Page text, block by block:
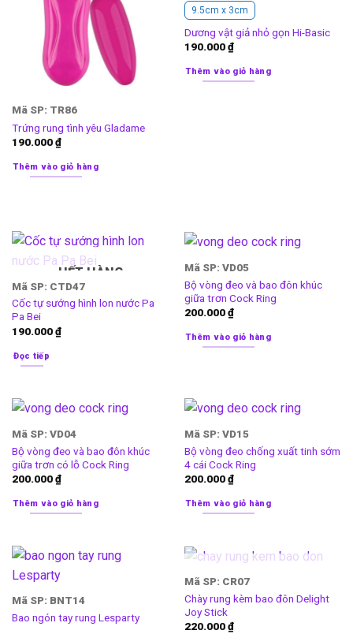
Mã SP: TR86
Trứng rung tình yêu Gladame
190.000₫
Thêm vào giỏ hàng
9.5cm x 3cm
Dương vật giả nhỏ gọn Hi-Basic
190.000₫
Thêm vào giỏ hàng
HẾT HÀNG
Mã SP: CTD47
Cốc tự sướng hình lon nước Pa
Pa Bei
190.000₫
Đọc tiếp
Mã SP: VD05
Bộ vòng đeo và bao đôn khúc
giữa trơn Cock Ring
200.000₫
Thêm vào giỏ hàng
Mã SP: VD04
Bộ vòng đeo và bao đôn khúc
giữa trơn có lỗ Cock Ring
200.000₫
Thêm vào giỏ hàng
Mã SP: VD15
Bộ vòng đeo chống xuất tinh sớm
4 cái Cock Ring
200.000₫
Thêm vào giỏ hàng
Mã SP: BNT14
Bao ngón tay rung Lesparty
HẾT HÀNG
Mã SP: CR07
Chày rung kèm bao đôn Delight
Joy Stick
220.000₫